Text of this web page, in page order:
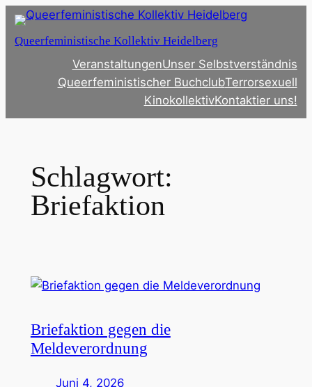
Zum
springen
Queerfeministische Kollektiv Heidelberg
VeranstaltungenUnser Selbstverständnis
Queerfeministischer BuchclubTerrorsexuell
KinokollektivKontaktier uns!
Schlagwort:
Briefaktion
Briefaktion gegen die
Meldeverordnung
Juni 4, 2026